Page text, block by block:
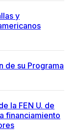
y
de su Programa
la FEN U. de
financiamiento